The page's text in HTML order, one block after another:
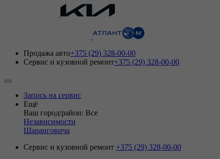
Продажа авто+375 (29) 328-00-00
Сервис и кузовной ремонт+375 (29) 328-00-00
Запись на сервис
Ещё
Ваш город/район: Все
Независимости
Шаранговича
Сервис и кузовной ремонт +375 (29) 328-00-00